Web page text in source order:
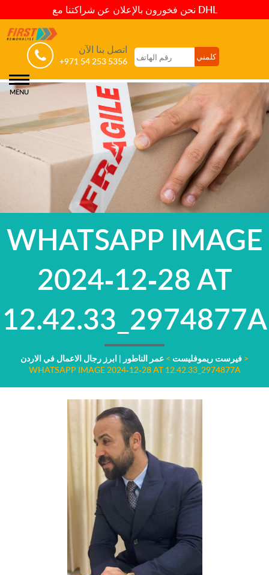
نحن فخورون بالإعلان عن شراكتنا مع DHL
اتصل بنا الآن
+971 54 253 5356
MENU
WHATSAPP IMAGE
2024-12-28 AT
12.42.33_2974877A
فيرست ريموفليست > عمر الناطور | ابرز رجال الاعمال في الاردن
>
WHATSAPP IMAGE 2024-12-28 AT 12.42.33_2974877A